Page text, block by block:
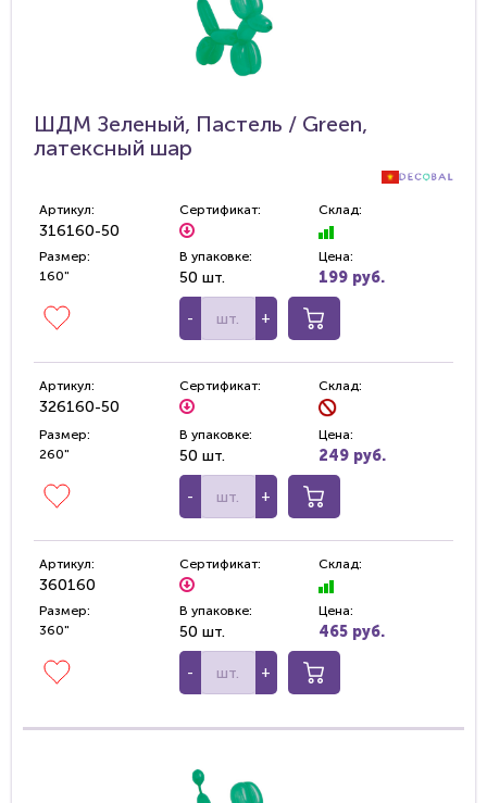
ШДМ Зеленый, Пастель / Green,
латексный шар
Артикул:
316160-50
Сертификат: Склад:
Размер:
160"
В упаковке:
50 шт.
Цена:
199 руб.
- +
Артикул:
326160-50
Сертификат: Склад:
Размер:
260"
В упаковке:
50 шт.
Цена:
249 руб.
- +
Артикул:
360160
Сертификат: Склад:
Размер:
360"
В упаковке:
50 шт.
Цена:
465 руб.
- +